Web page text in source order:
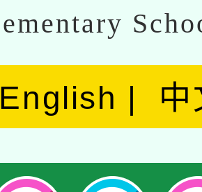
ementary
English 中